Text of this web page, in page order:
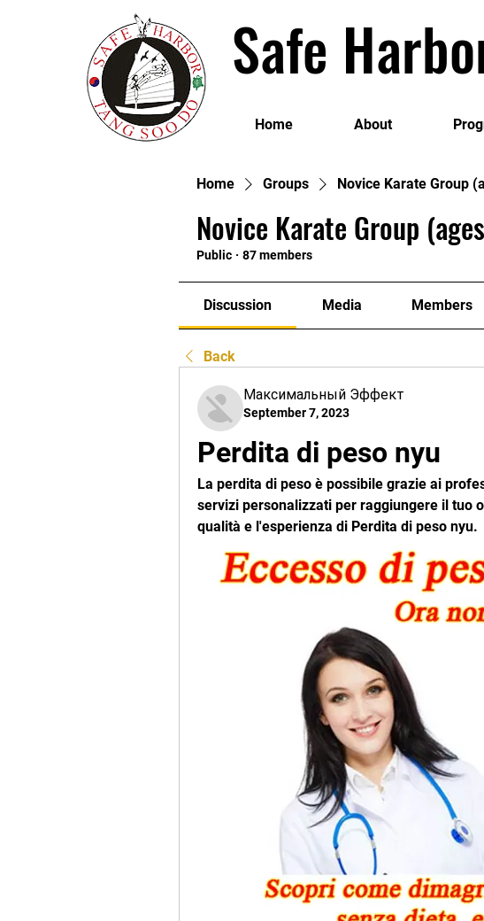
Safe
Home About
Home Groups Novice Karate Group
Novice Karate Group
Public · 87 members
Discussion Media Members
Back
Максимальный Эффект
September 7, 2023
Perdita di peso nyu
La perdita di peso è possibile grazie ai
servizi personalizzati per raggiungere il tuo
qualità e l'esperienza di Perdita di peso nyu.